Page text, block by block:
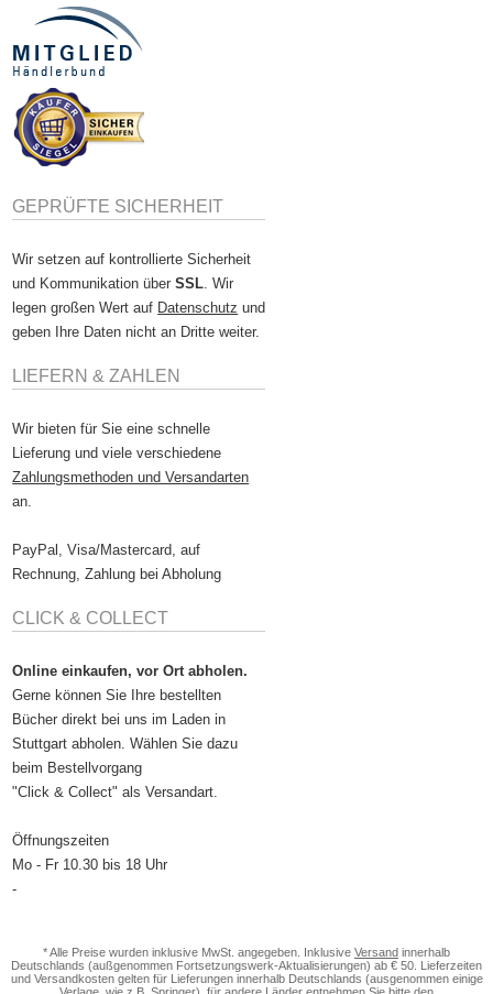
GEPRÜFTE SICHERHEIT
Wir setzen auf kontrollierte Sicherheit
und Kommunikation überSSL . Wir
legen großen Wert auf Datenschutz und
geben Ihre Daten nicht an Dritte weiter.
LIEFERN & ZAHLEN
Wir bieten für Sie eine schnelle
Lieferung und viele verschiedene
Zahlungsmethoden und Versandarten
an.
PayPal, Visa/Mastercard, auf
Rechnung, Zahlung bei Abholung
CLICK & COLLECT
Online einkaufen, vor Ort abholen.
Gerne können Sie Ihre bestellten
Bücher direkt bei uns im Laden in
Stuttgart abholen. Wählen Sie dazu
beim Bestellvorgang
"Click & Collect" als Versandart.
Öffnungszeiten
Mo - Fr 10.30 bis 18 Uhr
-
* Alle Preise wurden inklusive MwSt. angegeben. Inklusive Versand innerhalb
Deutschlands (außgenommen Fortsetzungswerk-Aktualisierungen) ab € 50. Lieferzeiten
und Versandkosten gelten für Lieferungen innerhalb Deutschlands (ausgenommen einige